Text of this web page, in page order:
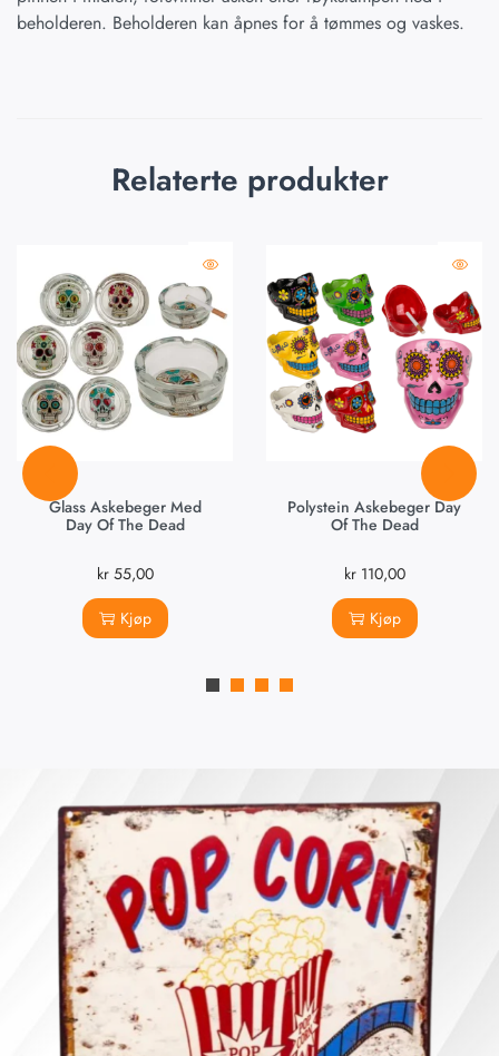
beholderen. Beholderen kan åpnes for å tømmes og vaskes.
Relaterte produkter
Glass Askebeger Med
Day Of The Dead
kr55,00
Kjøp
Polystein Askebeger Day
Of The Dead
kr110,00
Kjøp